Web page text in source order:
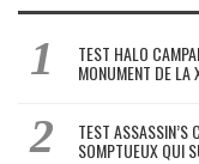
TEST HALO
MONUMENT DE LA
TEST ASSASSIN’S
SOMPTUEUX QUI